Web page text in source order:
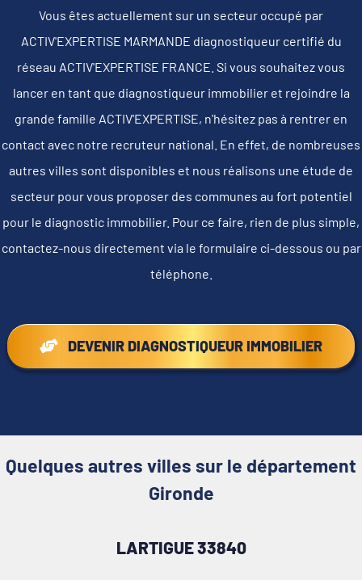
Vous êtes actuellement sur un secteur occupé par
ACTIV'EXPERTISE MARMANDE diagnostiqueur certifié du
réseau ACTIV'EXPERTISE FRANCE. Si vous souhaitez vous
lancer en tant que diagnostiqueur immobilier et rejoindre la
grande famille ACTIV'EXPERTISE, n'hésitez pas à rentrer en
contact avec notre recruteur national. En effet, de nombreuses
autres villes sont disponibles et nous réalisons une étude de
secteur pour vous proposer des communes au fort potentiel
pour le diagnostic immobilier. Pour ce faire, rien de plus simple,
contactez-nous directement via le formulaire ci-dessous ou par
téléphone.
DEVENIR DIAGNOSTIQUEUR IMMOBILIER
Quelques autres villes sur le département
Gironde
LARTIGUE 33840